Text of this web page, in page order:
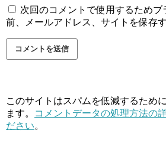
次回のコメントで使用するためブ
前、メールアドレス、サイトを保存す
このサイトはスパムを低減するため
ます。
コメントデータの処理方法の
ださい。